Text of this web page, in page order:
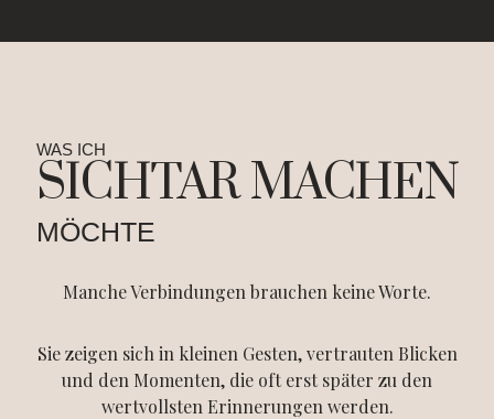
WAS ICH
SICHTAR MACHEN
MÖCHTE
Manche Verbindungen brauchen keine Worte.
Sie zeigen sich in kleinen Gesten, vertrauten Blicken
und den Momenten, die oft erst später zu den
wertvollsten Erinnerungen werden.